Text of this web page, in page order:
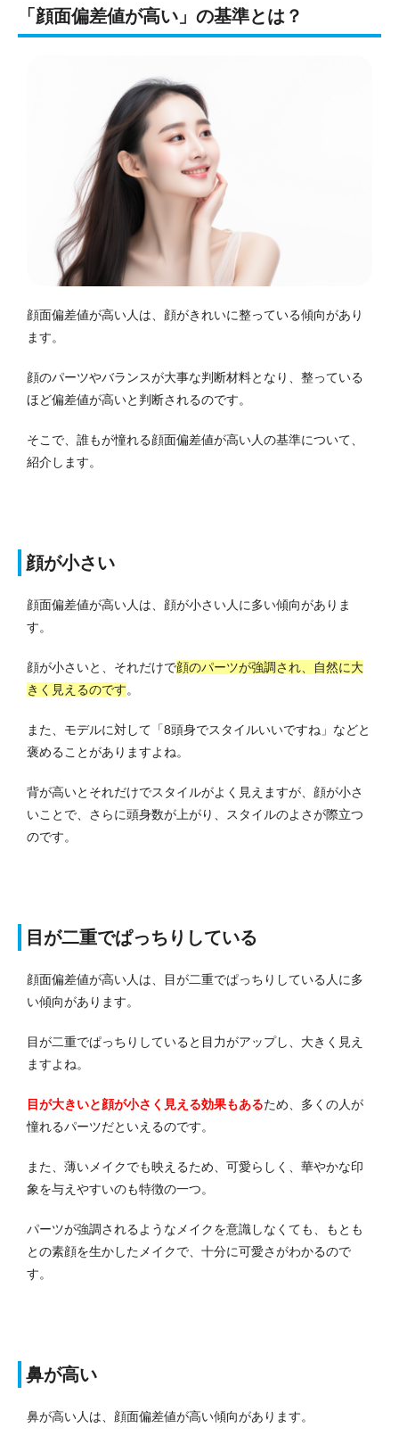
「顔面偏差値が高い」の基準とは？
顔面偏差値が高い人は、顔がきれいに整っている傾向があり
ます。
顔のパーツやバランスが大事な判断材料となり、整っている
ほど偏差値が高いと判断されるのです。
そこで、誰もが憧れる顔面偏差値が高い人の基準について、
紹介します。
顔が小さい
顔面偏差値が高い人は、顔が小さい人に多い傾向がありま
す。
顔が小さいと、それだけで顔のパーツが強調され、自然に大
きく見えるのです。
また、モデルに対して「8頭身でスタイルいいですね」などと
褒めることがありますよね。
背が高いとそれだけでスタイルがよく見えますが、顔が小さ
いことで、さらに頭身数が上がり、スタイルのよさが際立つ
のです。
目が二重でぱっちりしている
顔面偏差値が高い人は、目が二重でぱっちりしている人に多
い傾向があります。
目が二重でぱっちりしていると目力がアップし、大きく見え
ますよね。
目が大きいと顔が小さく見える効果もあるため、多くの人が
憧れるパーツだといえるのです。
また、薄いメイクでも映えるため、可愛らしく、華やかな印
象を与えやすいのも特徴の一つ。
パーツが強調されるようなメイクを意識しなくても、もとも
との素顔を生かしたメイクで、十分に可愛さがわかるので
す。
鼻が高い
鼻が高い人は、顔面偏差値が高い傾向があります。